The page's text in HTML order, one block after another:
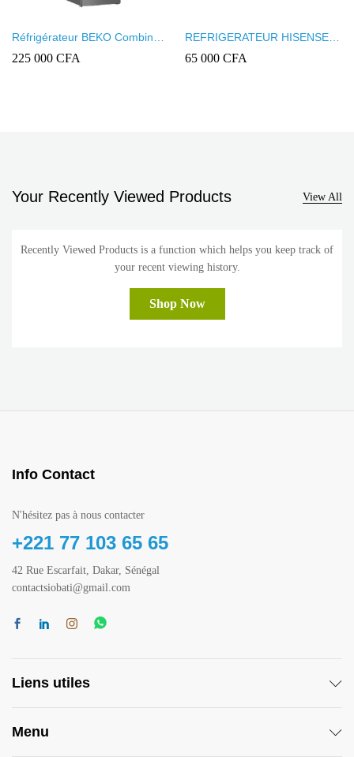
Réfrigérateur BEKO Combine 3
tiroirs Gris RCSA270K20S
225 000 CFA
REFRIGERATEUR HISENSE
MINI BAR 42 LITRES
RS06DR4HA
65 000 CFA
Your Recently Viewed Products View All
Recently Viewed Products is a function which helps you keep track of
your recent viewing history.
Shop Now
Info Contact
N'hésitez pas à nous contacter
+221 77 103 65 65
42 Rue Escarfait, Dakar, Sénégal
contactsiobati@gmail.com
Liens utiles
Menu